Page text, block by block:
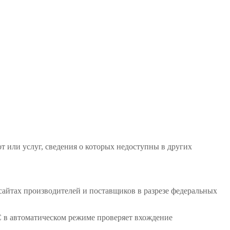
или услуг, сведения о которых недоступны в других
производителей и поставщиков в разрезе федеральных
автоматическом режиме проверяет вхождение